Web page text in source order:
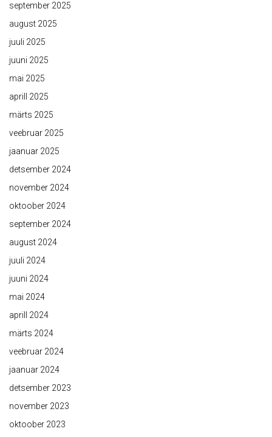
september 2025
august 2025
juuli 2025
juuni 2025
mai 2025
aprill 2025
märts 2025
veebruar 2025
jaanuar 2025
detsember 2024
november 2024
oktoober 2024
september 2024
august 2024
juuli 2024
juuni 2024
mai 2024
aprill 2024
märts 2024
veebruar 2024
jaanuar 2024
detsember 2023
november 2023
oktoober 2023